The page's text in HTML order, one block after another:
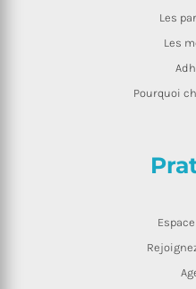
Les
Les
Pourquoi